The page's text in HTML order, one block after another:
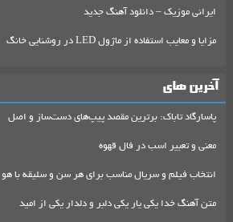
ایرانی موزیک – دانلود آهنگ جدید
مزایا و معایب استفاده از ماژول LED در روشنایی خانگ
آخرین های
پاسارگاد تاباک: برترین مقصد پیپ‌های دست‌ساز و اصل
معنی و تعبیر اسب در فال قهوه
انتخاب فیلم و سریال مناسب برای هر سن و سلیقه با هو
متن آهنگ خدا یکی یار یکی دلبر و دلدار یکی از امید